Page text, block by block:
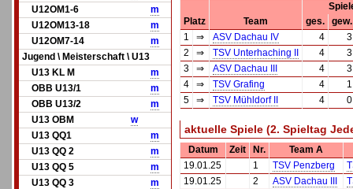
U12OM1-6
m
U12OM13-18
m
U12OM7-14
m
Jugend \ Meisterschaft \ U13
U13 KL M
m
OBB U13/1
m
OBB U13/2
m
U13 OBM
w
U13 QQ1
m
U13 QQ 2
m
U13 QQ 5
m
U13 QQ 3
m
Platz
Team ges.
gew.
1
⇒ ASV Dachau IV 4
3
2
⇒ TSV Unterhaching II 4
3
3
⇒ ASV Dachau III 4
3
4
⇒ TSV Grafing 4
1
5
⇒ TSV Mühldorf II 4 0
aktuelle Spiele (2. Spieltag
Datum Zeit Nr.
Team A
19.01.25
1 TSV Penzberg
19.01.25
2 ASV Dachau III